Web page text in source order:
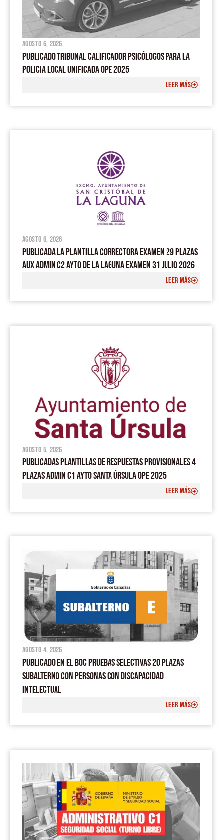
agosto 6, 2026
PUBLICADO TRIBUNAL CALIFICADOR PSICÓLOGOS PARA LA
POLICÍA LOCAL UNIFICADA OPE 2025
LEER MÁS
agosto 6, 2026
PUBLICADA LA PLANTILLA CORRECTORA EXAMEN 29 PLAZAS
AUX ADMIN C2 AYTO DE LA LAGUNA EXAMEN 31 JULIO 2026
LEER MÁS
agosto 5, 2026
PUBLICADAS PLANTILLAS DE RESPUESTAS PROVISIONALES 4
PLAZAS ADMIN C1 AYTO SANTA ÚRSULA OPE 2025
LEER MÁS
agosto 4, 2026
PUBLICADO EN EL BOC PRUEBAS SELECTIVAS 20 PLAZAS
SUBALTERNO CON PERSONAS CON DISCAPACIDAD
INTELECTUAL
LEER MÁS